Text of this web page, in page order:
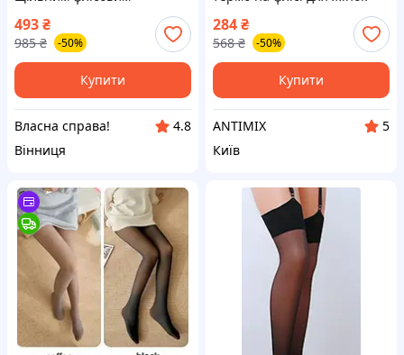
ефектом капрона для
стильного образу
493₴
985 ₴ -50%
Купити
Власна справа!
4.8
Вінниця
утеплені з ефектом голих
ніг 100 den
284₴
568 ₴ -50%
Купити
ANTIMIX
5
Київ